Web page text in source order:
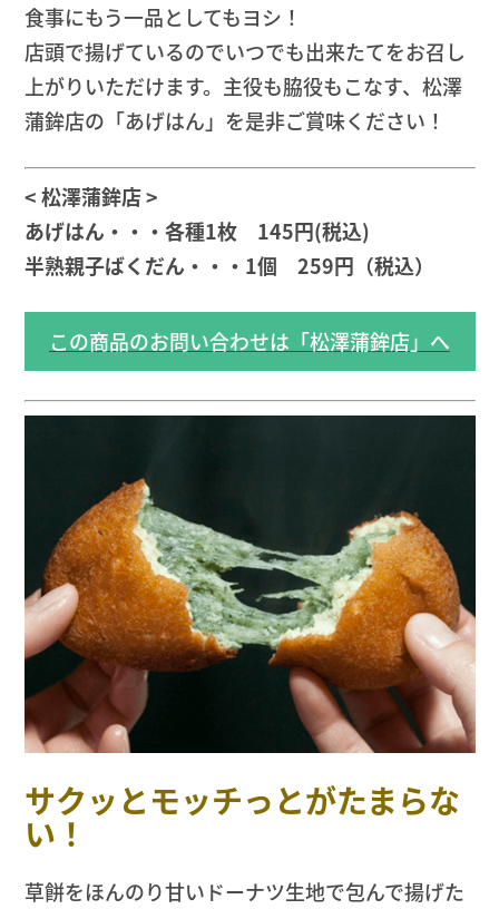
食事にもう一品としてもヨシ！
店頭で揚げているのでいつでも出来たてをお召し
上がりいただけます。主役も脇役もこなす、松澤
蒲鉾店の「あげはん」を是非ご賞味ください！
< 松澤蒲鉾店 >
あげはん・・・各種1枚 145円(税込)
半熟親子ばくだん・・・1個 259円（税込）
この商品のお問い合わせは「松澤蒲鉾店」へ
サクッとモッチっとがたまらな
い！
草餅をほんのり甘いドーナツ生地で包んで揚げた